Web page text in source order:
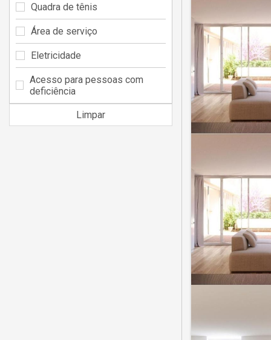
Quadra de tênis
Área de serviço
Eletricidade
Acesso para pessoas com
deficiência
Limpar